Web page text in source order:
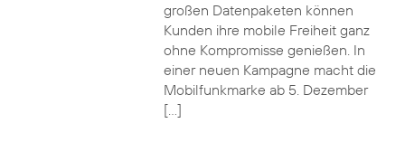
großen Datenpaketen können
Kunden ihre mobile Freiheit ganz
ohne Kompromisse genießen. In
einer neuen Kampagne macht die
Mobilfunkmarke ab 5. Dezember
[…]